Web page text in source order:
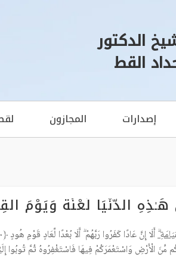
الدكتور
القط
إصدارات المجازون
الدُّنْيَا لَعْنَةً وَيَوْمَ